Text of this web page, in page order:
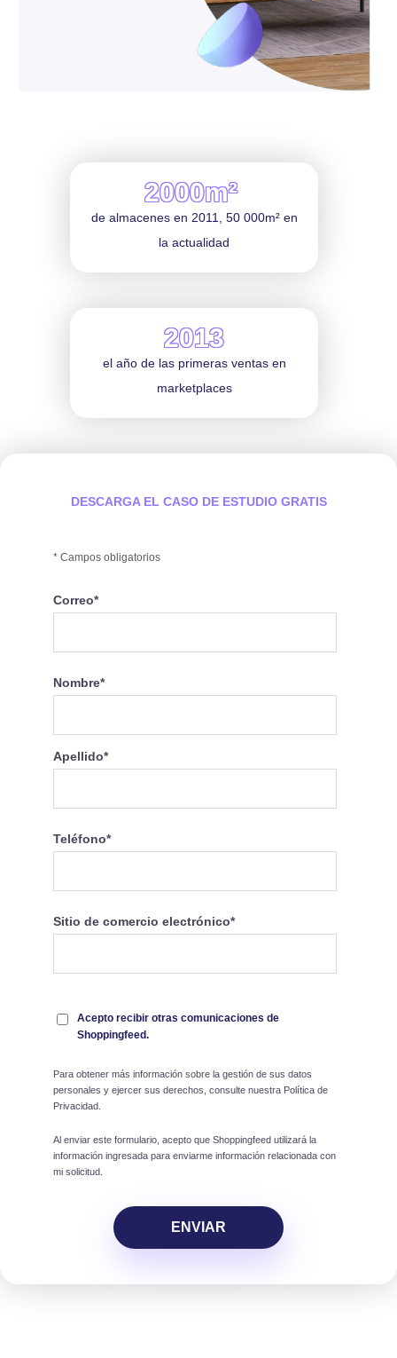
2000m²
de almacenes en 2011, 50 000m² en
la actualidad
2013
el año de las primeras ventas en
marketplaces
DESCARGA EL CASO DE ESTUDIO GRATIS
* Campos obligatorios
Correo*
Nombre*
Apellido*
Teléfono*
Sitio de comercio electrónico*
Acepto recibir otras comunicaciones de
Shoppingfeed.
Para obtener más información sobre la gestión de sus datos
personales y ejercer sus derechos, consulte nuestra Política de
Privacidad.
Al enviar este formulario, acepto que Shoppingfeed utilizará la
información ingresada para enviarme información relacionada con
mi solicitud.